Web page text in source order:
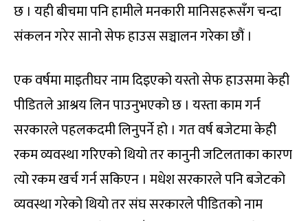
छ । यही बीचमा पनि हामीले मनकारी मानिसहरूसँग चन्दा
संकलन गरेर सानो सेफ हाउस सञ्चालन गरेका छौं ।
एक वर्षमा माइतीघर नाम दिइएको यस्तो सेफ हाउसमा केही
पीडितले आश्रय लिन पाउनुभएको छ । यस्ता काम गर्न
सरकारले पहलकदमी लिनुपर्ने हो । गत वर्ष बजेटमा केही
रकम व्यवस्था गरिएको थियो तर कानुनी जटिलताका कारण
त्यो रकम खर्च गर्न सकिएन । मधेश सरकारले पनि बजेटको
व्यवस्था गरेको थियो तर संघ सरकारले पीडितको नाम